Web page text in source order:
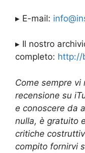
▸ E-mail:
▸ Il nostro
completo: http://
Come sempre vi
recensione su
e conoscere da
nulla, è gratuito
critiche
compito fornirvi